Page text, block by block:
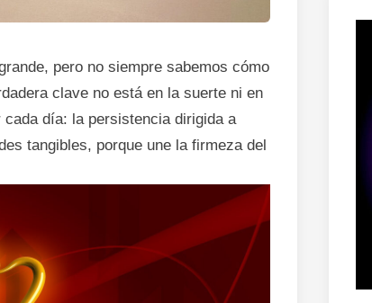
pero no siempre sabemos cómo
clave no está en la suerte ni en
día: la persistencia dirigida a
tangibles, porque une la firmeza del